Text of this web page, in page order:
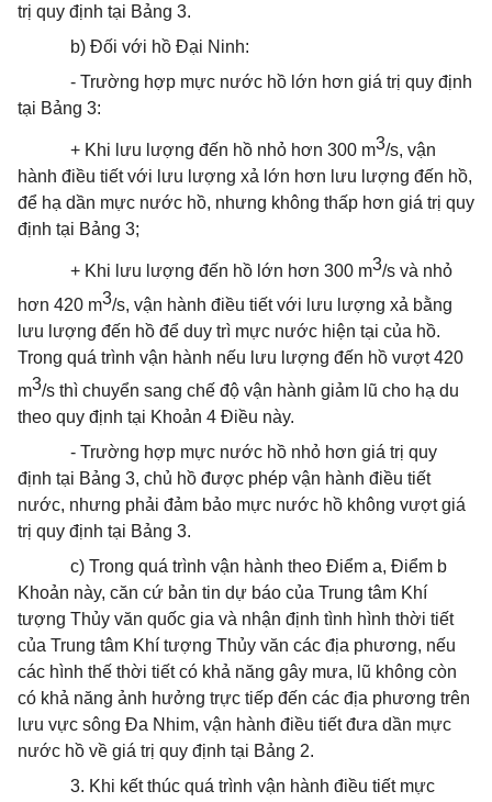
trị quy định tại Bảng 3.
b) Đối với hồ Đại Ninh:
- Trường hợp mực nước hồ lớn hơn giá trị quy định
tại Bảng 3:
+ Khi lưu lượng đến hồ nhỏ hơn 300 m3/s, vận
hành điều tiết với lưu lượng xả lớn hơn lưu lượng đến hồ,
để hạ dần mực nước hồ, nhưng không thấp hơn giá trị quy
định tại Bảng 3;
+ Khi lưu lượng đến hồ lớn hơn 300 m3/s và nhỏ
hơn 420 m3/s, vận hành điều tiết với lưu lượng xả bằng
lưu lượng đến hồ để duy trì mực nước hiện tại của hồ.
Trong quá trình vận hành nếu lưu lượng đến hồ vượt 420
m3/s thì chuyển sang chế độ vận hành giảm lũ cho hạ du
theo quy định tại Khoản 4 Điều này.
- Trường hợp mực nước hồ nhỏ hơn giá trị quy
định tại Bảng 3, chủ hồ được phép vận hành điều tiết
nước, nhưng phải đảm bảo mực nước hồ không vượt giá
trị quy định tại Bảng 3.
c) Trong quá trình vận hành theo Điểm a, Điểm b
Khoản này, căn cứ bản tin dự báo của Trung tâm Khí
tượng Thủy văn quốc gia và nhận định tình hình thời tiết
của Trung tâm Khí tượng Thủy văn các địa phương, nếu
các hình thế thời tiết có khả năng gây mưa, lũ không còn
có khả năng ảnh hưởng trực tiếp đến các địa phương trên
lưu vực sông Đa Nhim, vận hành điều tiết đưa dần mực
nước hồ về giá trị quy định tại Bảng 2.
3. Khi kết thúc quá trình vận hành điều tiết mực